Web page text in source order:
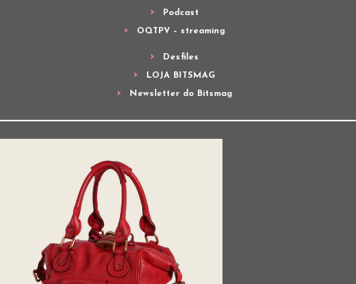
Podcast
OQTPV – streaming
Desfiles
LOJA BITSMAG
Newsletter do Bitsmag